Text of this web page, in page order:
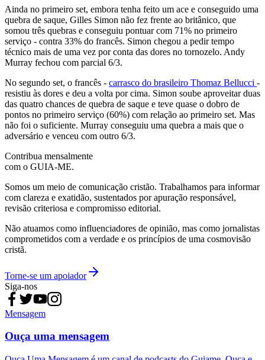
Ainda no primeiro set, embora tenha feito um ace e conseguido uma
quebra de saque, Gilles Simon não fez frente ao britânico, que
somou três quebras e conseguiu pontuar com 71% no primeiro
serviço - contra 33% do francês. Simon chegou a pedir tempo
técnico mais de uma vez por conta das dores no tornozelo. Andy
Murray fechou com parcial 6/3.
No segundo set, o francês - carrasco do brasileiro Thomaz Bellucci -
resistiu às dores e deu a volta por cima. Simon soube aproveitar duas
das quatro chances de quebra de saque e teve quase o dobro de
pontos no primeiro serviço (60%) com relação ao primeiro set. Mas
não foi o suficiente. Murray conseguiu uma quebra a mais que o
adversário e venceu com outro 6/3.
Contribua mensalmente
com o GUIA-ME.
Somos um meio de comunicação cristão. Trabalhamos para informar
com clareza e exatidão, sustentados por apuração responsável,
revisão criteriosa e compromisso editorial.
Não atuamos como influenciadores de opinião, mas como jornalistas
comprometidos com a verdade e os princípios de uma cosmovisão
cristã.
Torne-se um apoiador
Siga-nos
Mensagem
Ouça uma mensagem